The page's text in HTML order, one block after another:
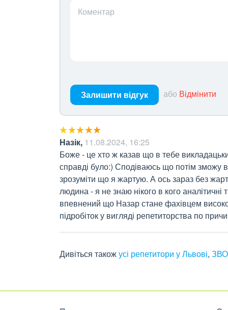
Коментар
Залишити відгук або Відмінити
Назік, 11.08.2024, 16:25
Боже - це хто ж казав що в тебе
справді було:) Сподіваюсь що потім
зрозуміти що я жартую. А ось зараз без
людина - я не знаю нікого в кого аналітичні
впевнений що Назар стане фахівцем
підробіток у вигляді репетиторства по
Дивіться такожусі репетитори у Львові,